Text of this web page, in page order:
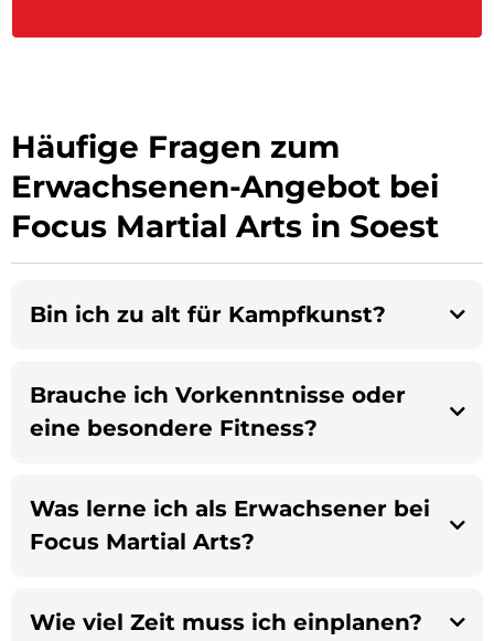
Häufige Fragen zum
Erwachsenen-Angebot bei
Focus Martial Arts in Soest
Bin ich zu alt für Kampfkunst?
Brauche ich Vorkenntnisse oder
eine besondere Fitness?
Was lerne ich als Erwachsener bei
Focus Martial Arts?
Wie viel Zeit muss ich einplanen?